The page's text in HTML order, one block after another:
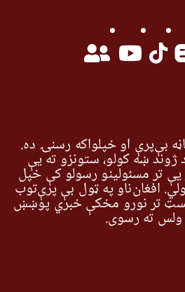
بې‌پرې او خپلواکه رسنۍ ده.
د ژوند ښه کولو، ستونزو ته یې
تر مسئولینو رسولو کې خپل
افغان‌ناو په ټول بې پرې‌توب
تر نورو مخکې خبري پوښښ
ته رسوي.